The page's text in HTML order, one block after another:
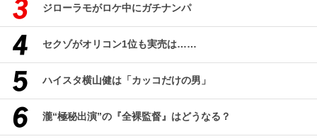
ジローラモがロケ中にガチナンパ
セクゾがオリコン1位も実売は……
ハイスタ横山健は「カッコだけの男」
瀧“極秘出演”の『全裸監督』はどうなる？